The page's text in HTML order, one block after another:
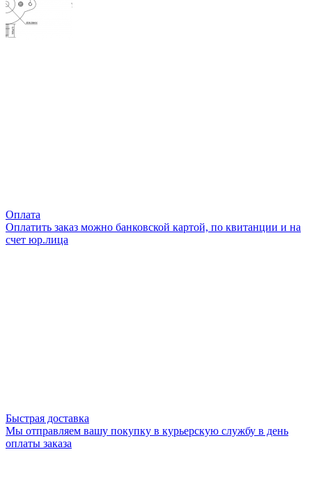
Оплата
Оплатить заказ можно банковской картой, по квитанции и на
счет юр.лица
Быстрая доставка
Мы отправляем вашу покупку в курьерскую службу в день
оплаты заказа